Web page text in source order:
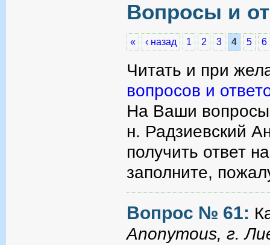
Вопросы и
« ‹ назад 1 2 3 4 5 6
Читать и при
вопросов и
На Ваши вопросы
н. Радзиевский
получить ответ
заполните,
Вопрос № 61:
Anonymous, г.